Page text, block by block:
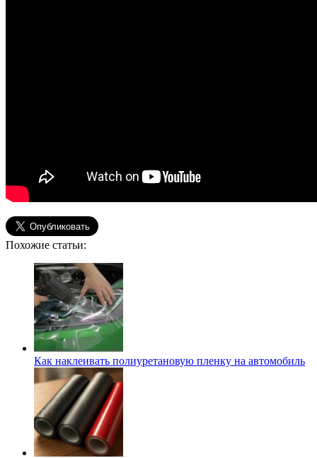
Похожие статьи:
Как наклеивать полиуретановую пленку на автомобиль